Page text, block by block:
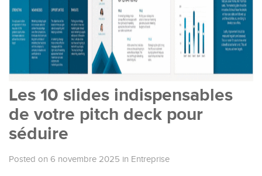
Les 10 slides indispensables
de votre pitch deck pour
séduire
Posted on 6 novembre 2025 in Entreprise